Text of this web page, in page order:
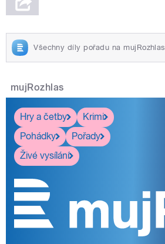
Všechny díly pořadu na mujRozhlas
mujRozhlas
Hry a četby
Krimi
Pohádky
Pořady
Živé vysílání